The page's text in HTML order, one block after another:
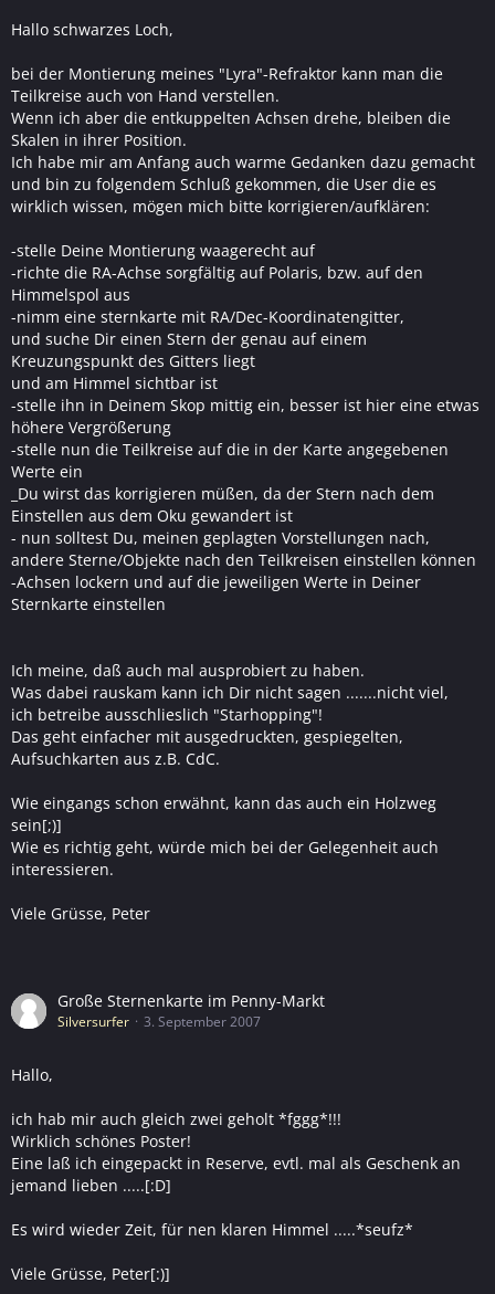
Hallo schwarzes Loch,
bei der Montierung meines "Lyra"-Refraktor kann man die
Teilkreise auch von Hand verstellen.
Wenn ich aber die entkuppelten Achsen drehe, bleiben die
Skalen in ihrer Position.
Ich habe mir am Anfang auch warme Gedanken dazu gemacht
und bin zu folgendem Schluß gekommen, die User die es
wirklich wissen, mögen mich bitte korrigieren/aufklären:
-stelle Deine Montierung waagerecht auf
-richte die RA-Achse sorgfältig auf Polaris, bzw. auf den
Himmelspol aus
-nimm eine sternkarte mit RA/Dec-Koordinatengitter,
und suche Dir einen Stern der genau auf einem
Kreuzungspunkt des Gitters liegt
und am Himmel sichtbar ist
-stelle ihn in Deinem Skop mittig ein, besser ist hier eine etwas
höhere Vergrößerung
-stelle nun die Teilkreise auf die in der Karte angegebenen
Werte ein
_Du wirst das korrigieren müßen, da der Stern nach dem
Einstellen aus dem Oku gewandert ist
- nun solltest Du, meinen geplagten Vorstellungen nach,
andere Sterne/Objekte nach den Teilkreisen einstellen können
-Achsen lockern und auf die jeweiligen Werte in Deiner
Sternkarte einstellen
Ich meine, daß auch mal ausprobiert zu haben.
Was dabei rauskam kann ich Dir nicht sagen .......nicht viel,
ich betreibe ausschlieslich "Starhopping"!
Das geht einfacher mit ausgedruckten, gespiegelten,
Aufsuchkarten aus z.B. CdC.
Wie eingangs schon erwähnt, kann das auch ein Holzweg
sein[;)]
Wie es richtig geht, würde mich bei der Gelegenheit auch
interessieren.
Viele Grüsse, Peter
Große Sternenkarte im Penny-Markt
Silversurfer 3. September 2007
Hallo,
ich hab mir auch gleich zwei geholt *fggg*!!!
Wirklich schönes Poster!
Eine laß ich eingepackt in Reserve, evtl. mal als Geschenk an
jemand lieben .....[:D]
Es wird wieder Zeit, für nen klaren Himmel .....*seufz*
Viele Grüsse, Peter[:)]